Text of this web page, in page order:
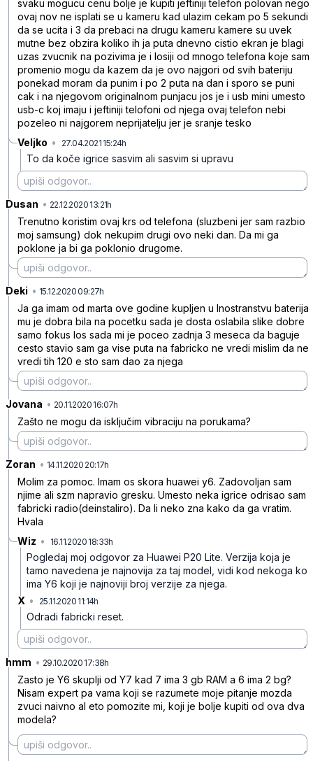
svaku mogucu cenu bolje je kupiti jeftiniji telefon polovan nego
ovaj nov ne isplati se u kameru kad ulazim cekam po 5 sekundi
da se ucita i 3 da prebaci na drugu kameru kamere su uvek
mutne bez obzira koliko ih ja puta dnevno cistio ekran je blagi
uzas zvucnik na pozivima je i losiji od mnogo telefona koje sam
promenio mogu da kazem da je ovo najgori od svih bateriju
ponekad moram da punim i po 2 puta na dan i sporo se puni
cak i na njegovom originalnom punjacu jos je i usb mini umesto
usb-c koj imaju i jeftiniji telofoni od njega ovaj telefon nebi
pozeleo ni najgorem neprijatelju jer je sranje tesko
Veljko • 27.04.2021 15:24h
To da koče igrice sasvim ali sasvim si upravu
Dusan • 22.12.2020 13:21h
Trenutno koristim ovaj krs od telefona (sluzbeni jer sam razbio
moj samsung) dok nekupim drugi ovo neki dan. Da mi ga
poklone ja bi ga poklonio drugome.
Deki • 15.12.2020 09:27h
Ja ga imam od marta ove godine kupljen u Inostranstvu baterija
mu je dobra bila na pocetku sada je dosta oslabila slike dobre
samo fokus los sada mi je poceo zadnja 3 meseca da baguje
cesto stavio sam ga vise puta na fabricko ne vredi mislim da ne
vredi tih 120 e sto sam dao za njega
Jovana • 20.11.2020 16:07h
Zašto ne mogu da isključim vibraciju na porukama?
Zoran • 14.11.2020 20:17h
Molim za pomoc. Imam os skora huawei y6. Zadovoljan sam
njime ali szm napravio gresku. Umesto neka igrice odrisao sam
fabricki radio(deinstaliro). Da li neko zna kako da ga vratim.
Hvala
Wiz • 16.11.2020 18:33h
Pogledaj moj odgovor za Huawei P20 Lite. Verzija koja je
tamo navedena je najnovija za taj model, vidi kod nekoga ko
ima Y6 koji je najnoviji broj verzije za njega.
X • 25.11.2020 11:14h
Odradi fabricki reset.
hmm • 29.10.2020 17:38h
Zasto je Y6 skuplji od Y7 kad 7 ima 3 gb RAM a 6 ima 2 bg?
Nisam expert pa vama koji se razumete moje pitanje mozda
zvuci naivno al eto pomozite mi, koji je bolje kupiti od ova dva
modela?